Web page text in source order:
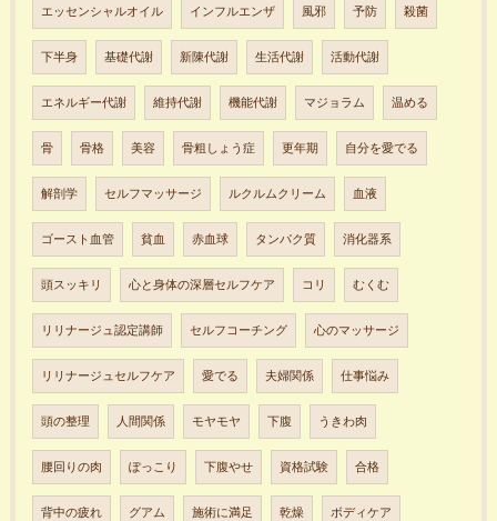
エッセンシャルオイル インフルエンザ 風邪 予防 殺菌
下半身 基礎代謝 新陳代謝 生活代謝 活動代謝
エネルギー代謝 維持代謝 機能代謝 マジョラム 温める
骨 骨格 美容 骨粗しょう症 更年期 自分を愛でる
解剖学 セルフマッサージ ルクルムクリーム 血液
ゴースト血管 貧血 赤血球 タンパク質 消化器系
頭スッキリ 心と身体の深層セルフケア コリ むくむ
リリナージュ認定講師 セルフコーチング 心のマッサージ
リリナージュセルフケア 愛でる 夫婦関係 仕事悩み
頭の整理 人間関係 モヤモヤ 下腹 うきわ肉
腰回りの肉 ぽっこり 下腹やせ 資格試験 合格
背中の疲れ グアム 施術に満足 乾燥 ボディケア